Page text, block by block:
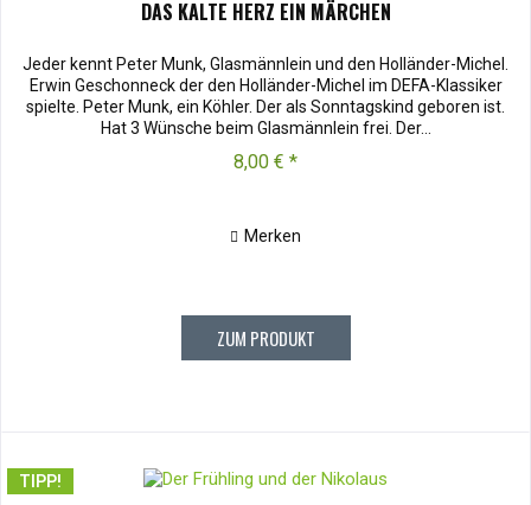
DAS KALTE HERZ EIN MÄRCHEN
Jeder kennt Peter Munk, Glasmännlein und den Holländer-Michel.
Erwin Geschonneck der den Holländer-Michel im DEFA-Klassiker
spielte. Peter Munk, ein Köhler. Der als Sonntagskind geboren ist.
Hat 3 Wünsche beim Glasmännlein frei. Der...
8,00 € *
Merken
ZUM PRODUKT
TIPP!